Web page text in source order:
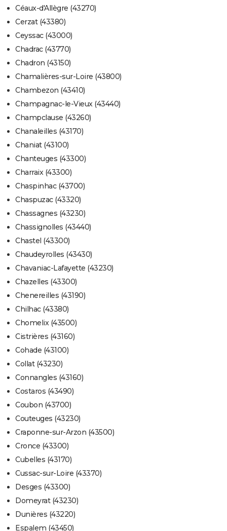
Céaux-d'Allègre (43270)
Cerzat (43380)
Ceyssac (43000)
Chadrac (43770)
Chadron (43150)
Chamalières-sur-Loire (43800)
Chambezon (43410)
Champagnac-le-Vieux (43440)
Champclause (43260)
Chanaleilles (43170)
Chaniat (43100)
Chanteuges (43300)
Charraix (43300)
Chaspinhac (43700)
Chaspuzac (43320)
Chassagnes (43230)
Chassignolles (43440)
Chastel (43300)
Chaudeyrolles (43430)
Chavaniac-Lafayette (43230)
Chazelles (43300)
Chenereilles (43190)
Chilhac (43380)
Chomelix (43500)
Cistrières (43160)
Cohade (43100)
Collat (43230)
Connangles (43160)
Costaros (43490)
Coubon (43700)
Couteuges (43230)
Craponne-sur-Arzon (43500)
Cronce (43300)
Cubelles (43170)
Cussac-sur-Loire (43370)
Desges (43300)
Domeyrat (43230)
Dunières (43220)
Espalem (43450)